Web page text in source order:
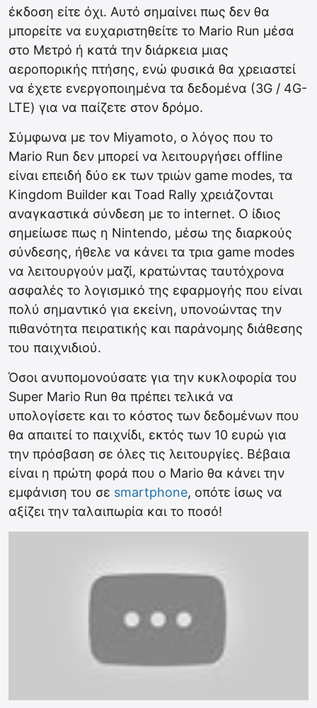
έκδοση είτε όχι. Αυτό σημαίνει πως δεν θα
μπορείτε να ευχαριστηθείτε το Mario Run μέσα
στο Μετρό ή κατά την διάρκεια μιας
αεροπορικής πτήσης, ενώ φυσικά θα χρειαστεί
να έχετε ενεργοποιημένα τα δεδομένα (3G / 4G-
LTE) για να παίζετε στον δρόμο.
Σύμφωνα με τον Miyamoto, ο λόγος που το
Mario Run δεν μπορεί να λειτουργήσει offline
είναι επειδή δύο εκ των τριών game modes, τα
Kingdom Builder και Toad Rally χρειάζονται
αναγκαστικά σύνδεση με το internet. Ο ίδιος
σημείωσε πως η Nintendo, μέσω της διαρκούς
σύνδεσης, ήθελε να κάνει τα τρια game modes
να λειτουργούν μαζί, κρατώντας ταυτόχρονα
ασφαλές το λογισμικό της εφαρμογής που είναι
πολύ σημαντικό για εκείνη, υπονοώντας την
πιθανότητα πειρατικής και παράνομης διάθεσης
του παιχνιδιού.
Όσοι ανυπομονούσατε για την κυκλοφορία του
Super Mario Run θα πρέπει τελικά να
υπολογίσετε και το κόστος των δεδομένων που
θα απαιτεί το παιχνίδι, εκτός των 10 ευρώ για
την πρόσβαση σε όλες τις λειτουργίες. Βέβαια
είναι η πρώτη φορά που ο Mario θα κάνει την
εμφάνιση του σε smartphone, οπότε ίσως να
αξίζει την ταλαιπωρία και το ποσό!